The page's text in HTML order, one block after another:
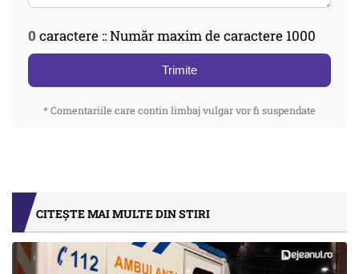
0 caractere :: Număr maxim de caractere 1000
Trimite
* Comentariile care contin limbaj vulgar vor fi suspendate
CITEȘTE MAI MULTE DIN STIRI